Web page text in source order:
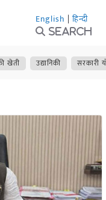
English | हिन्दी
Search
खेती उद्यानिकी सरकारी